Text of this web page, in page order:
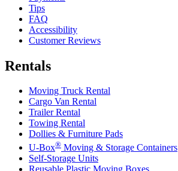
Tips
FAQ
Accessibility
Customer Reviews
Rentals
Moving Truck Rental
Cargo Van Rental
Trailer Rental
Towing Rental
Dollies & Furniture Pads
U-Box® Moving & Storage Containers
Self-Storage Units
Reusable Plastic Moving Boxes